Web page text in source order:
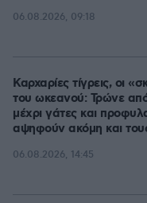
06.08.2026, 09:18
Καρχαρίες τίγρεις, οι
του ωκεανού: Τρώνε
μέχρι γάτες και
αψηφούν ακόμη και
06.08.2026, 14:45